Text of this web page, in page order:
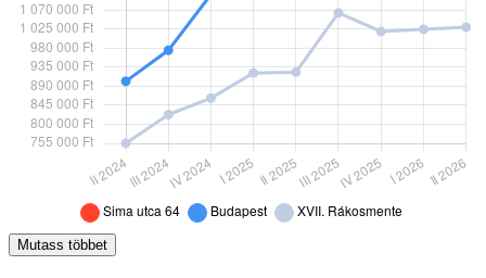
Mutass többet